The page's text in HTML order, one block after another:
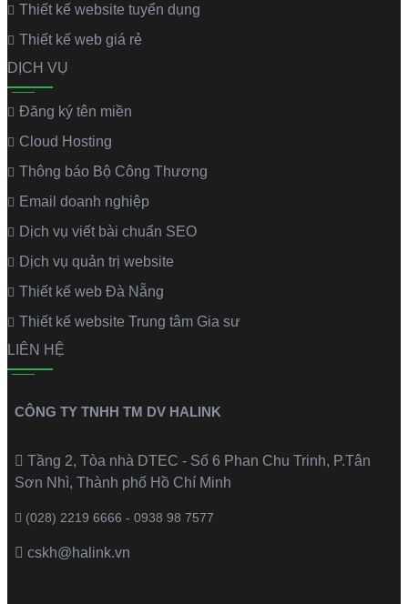
Thiết kế website tuyển dụng
Thiết kế web giá rẻ
DỊCH VỤ
Đăng ký tên miền
Cloud Hosting
Thông báo Bộ Công Thương
Email doanh nghiệp
Dịch vụ viết bài chuẩn SEO
Dịch vụ quản trị website
Thiết kế web Đà Nẵng
Thiết kế website Trung tâm Gia sư
LIÊN HỆ
CÔNG TY TNHH TM DV HALINK
Tầng 2, Tòa nhà DTEC - Số 6 Phan Chu Trinh, P.Tân
Sơn Nhì, Thành phố Hồ Chí Minh
(028) 2219 6666 - 0938 98 7577
cskh@halink.vn